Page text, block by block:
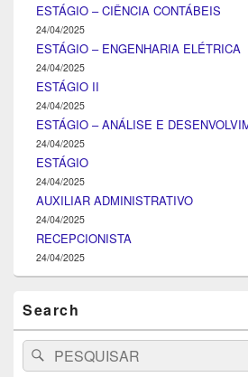
ESTÁGIO – CIÊNCIA CONTÁBEIS
24/04/2025
ESTÁGIO – ENGENHARIA ELÉTRICA
24/04/2025
ESTÁGIO II
24/04/2025
ESTÁGIO – ANÁLISE E
24/04/2025
ESTÁGIO
24/04/2025
AUXILIAR ADMINISTRATIVO
24/04/2025
RECEPCIONISTA
24/04/2025
Search
Search
for:
Pesquisar